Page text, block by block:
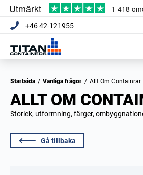
+46 42-121955
Startsida / Vanliga frågor / Allt Om Containrar
ALLT OM
Storlek, utformning, färger,
Gå tillbaka